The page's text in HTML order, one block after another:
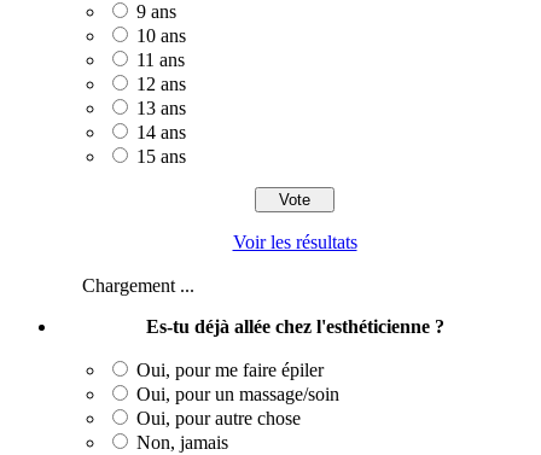
9 ans
10 ans
11 ans
12 ans
13 ans
14 ans
15 ans
Voir les résultats
Chargement ...
Es-tu déjà allée chez l'esthéticienne ?
Oui, pour me faire épiler
Oui, pour un massage/soin
Oui, pour autre chose
Non, jamais